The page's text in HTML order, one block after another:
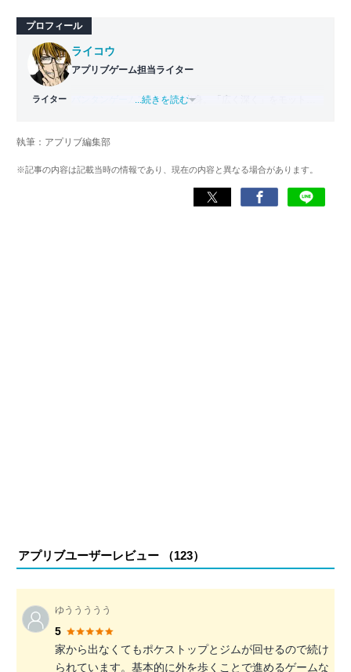
プロフィール
ライター
ライコウ
アプリブゲーム担当ライター
バンタンゲームアカデミー 出身。「広く深く」をモットー
ゲームだけでも1,000本以上。ゲーム開発者を目指した経験
くして面白さを引き出し、人々に伝えるためゲームライタ
...続きを読む
執筆：アプリブ編集部
※記事の内容は記載当時の情報であり、現在の内容と異なる場合があります。
アプリブユーザーレビュー （123）
ゆううううう
5
家から出なくてもポケストップとジムが回せるので続け
られています。基本的に外を歩くことで進めるゲームな